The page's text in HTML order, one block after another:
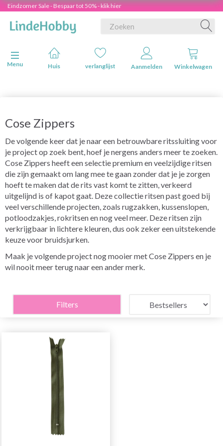
Eindzomer Sale - Bespaar tot 50% - klik hier
Navigatie in-/uitschakelen
Menu
Huis verlanglijst Aanmelden Winkelwagen
Cose Zippers
De volgende keer dat je naar een betrouwbare ritssluiting voor
je project op zoek bent, hoef je nergens anders meer te zoeken.
Cose Zippers heeft een selectie premium en veelzijdige ritsen
die zijn gemaakt om lang mee te gaan zonder dat je je zorgen
hoeft te maken dat de rits vast komt te zitten, verkeerd
uitgelijnd is of kapot gaat. Deze collectie ritsen past goed bij
veel verschillende projecten, zoals rugzakken, kussenslopen,
potloodzakjes, rokritsen en nog veel meer. Deze ritsen zijn
verkrijgbaar in lichtere kleuren, dus ook zeker een uitstekende
keuze voor bruidsjurken.
Maak je volgende project nog mooier met Cose Zippers en je
wil nooit meer terug naar een ander merk.
Filters